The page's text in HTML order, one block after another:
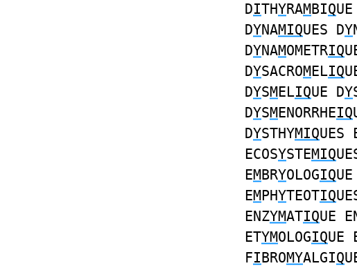
DITHYRAMBIQ
DYNAMIQUES DY
DYNAMOMETRIQ
DYSACROMELIQ
DYSMELIQUE DY
DYSMENORRHEIQ
DYSTHYMIQUES
ECOSYSTEMIQ
EMBRYOLOGIQ
EMPHYTEOTIQ
ENZYMATIQUE
ETYMOLOGIQUE
FIBROMYALGIQ